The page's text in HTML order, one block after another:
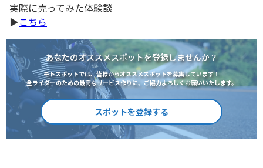
実際に売ってみた体験談
▶︎こちら
あなたのオススメスポットを登録しませんか？
モトスポットでは、皆様からオススメスポットを募集しています！
全ライダーのための最高なサービス作りに、ご協力よろしくお願いいたします。
スポットを登録する